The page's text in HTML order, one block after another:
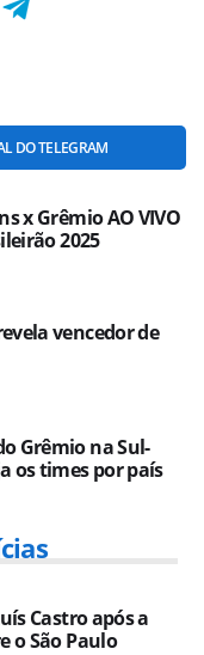
DO TELEGRAM
x Grêmio AO VIVO
2025
vencedor de
Grêmio na Sul-
os times por país
Castro após a
o São Paulo